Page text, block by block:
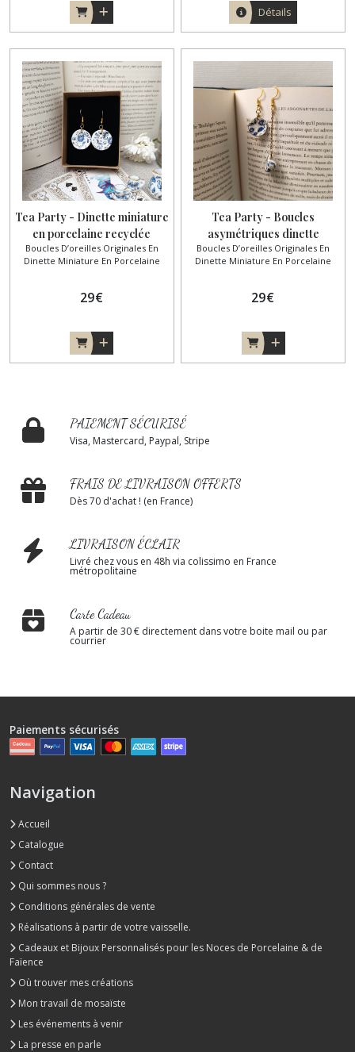
Détails
Tea Party - Dinette miniature
en porcelaine recyclée
Boucles D’oreilles Originales En
Dinette Miniature En Porcelaine
29€
Tea Party - Boucles
asymétriques dinette
miniature
Boucles D’oreilles Originales En
Dinette Miniature En Porcelaine
29€
PAIEMENT SÉCURISÉ
Visa, Mastercard, Paypal, Stripe
FRAIS DE LIVRAISON OFFERTS
Dès 70 d'achat ! (en France)
LIVRAISON ÉCLAIR
Livré chez vous en 48h via colissimo en France
métropolitaine
Carte Cadeau
A partir de 30 € directement dans votre boite mail ou par
courrier
Paiements sécurisés
Navigation
Accueil
Catalogue
Contact
Qui sommes nous ?
Conditions générales de vente
Réalisations à partir de votre vaisselle.
Cadeaux et Bijoux Personnalisés pour les Noces de Porcelaine & de
Faïence
Où trouver mes créations
Mon travail de mosaïste
Les événements à venir
La presse en parle